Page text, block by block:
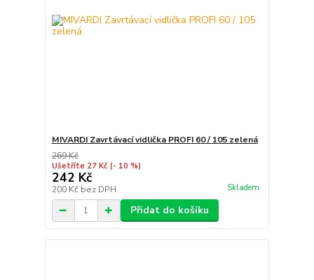
MIVARDI Zavrtávací vidlička PROFI 60 / 105 zelená
269 Kč
Ušetříte 27 Kč (- 10 %)
242 Kč
200 Kč bez DPH Skladem
Přidat do košíku